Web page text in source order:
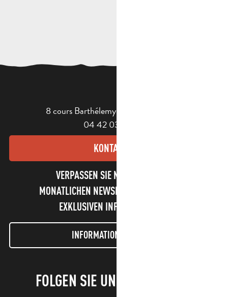
8 cours Barthélemy - 13400 Aubagne
04 42 03 49 98
KONTAKT
VERPASSEN SIE NICHT UNSEREN
MONATLICHEN NEWSLETTER UND UNSERE
EXKLUSIVEN INFORMATIONEN!
INFORMATIONEN LETTER
FOLGEN SIE UNS!